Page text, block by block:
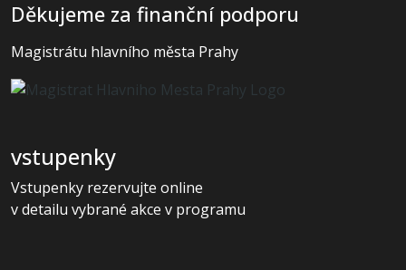
Děkujeme za finanční podporu
Magistrátu hlavního města Prahy
vstupenky
Vstupenky rezervujte online
v detailu vybrané akce v programu